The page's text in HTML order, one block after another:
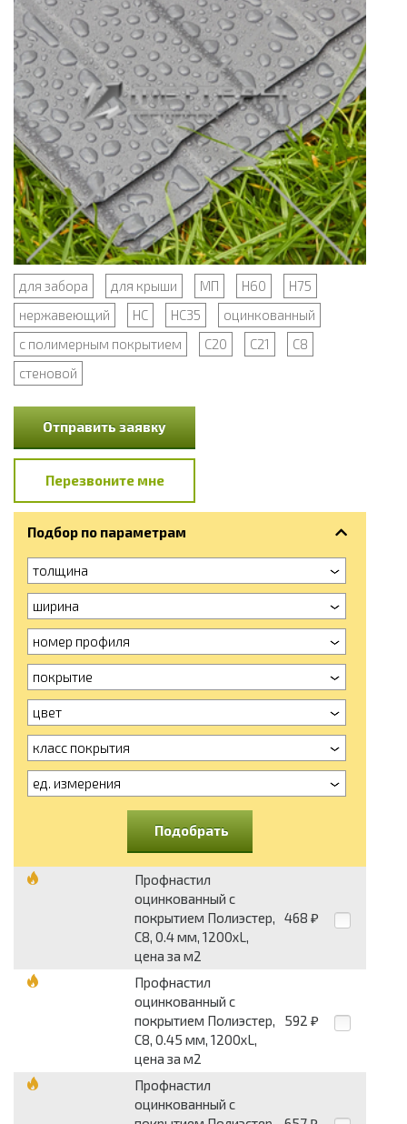
для забора для крыши МП Н60
Н75
нержавеющий
НС НС35
оцинкованный
с полимерным покрытием
С20 С21
С8
стеновой
Отправить заявку
Перезвоните мне
Подбор по параметрам
толщина
ширина
номер профиля
покрытие
цвет
класс покрытия
ед. измерения
Подобрать
Профнастил
оцинкованный с
покрытием Полиэстер,
С8, 0.4 мм, 1200хL,
цена за м2
468 ₽
Профнастил
оцинкованный с
покрытием Полиэстер,
С8, 0.45 мм, 1200хL,
цена за м2
592 ₽
Профнастил
оцинкованный с